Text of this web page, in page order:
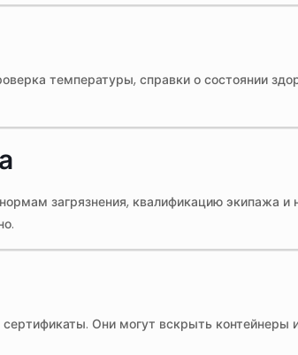
температуры, справки о состоянии
загрязнения, квалификацию экипажа
Они могут вскрыть контейнеры